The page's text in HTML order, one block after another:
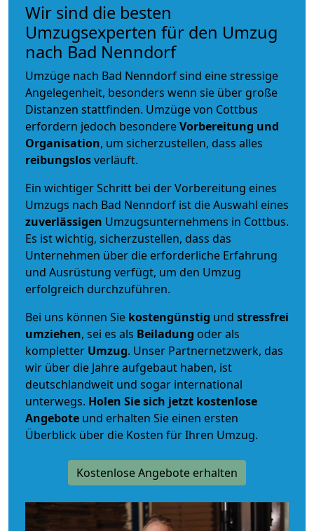
Wir sind die besten
Umzugsexperten für den Umzug
nach Bad Nenndorf
Umzüge nach Bad Nenndorf sind eine stressige
Angelegenheit, besonders wenn sie über große
Distanzen stattfinden. Umzüge von Cottbus
erfordern jedoch besondereVorbereitung und
Organisation, um sicherzustellen, dass alles
reibungslosverläuft.
Ein wichtiger Schritt bei der Vorbereitung eines
Umzugs nach Bad Nenndorf ist die Auswahl eines
zuverlässigen Umzugsunternehmens in Cottbus.
Es ist wichtig, sicherzustellen, dass das
Unternehmen über die erforderliche Erfahrung
und Ausrüstung verfügt, um den Umzug
erfolgreich durchzuführen.
Bei uns können Sie kostengünstig und stressfrei
umziehen, sei es als Beiladung oder als
kompletter Umzug. Unser Partnernetzwerk, das
wir über die Jahre aufgebaut haben, ist
deutschlandweit und sogar international
unterwegs. Holen Sie sich jetzt kostenlose
Angebote und erhalten Sie einen ersten
Überblick über die Kosten für Ihren Umzug.
Kostenlose Angebote erhalten